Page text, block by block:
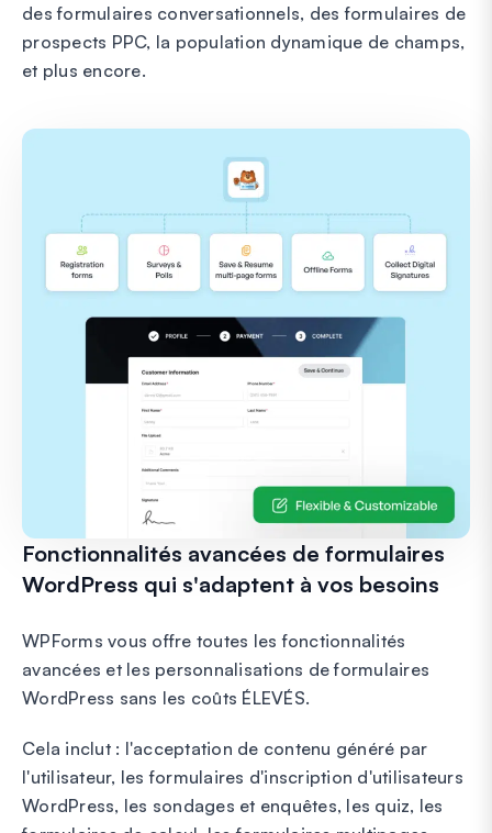
des formulaires conversationnels, des formulaires de
prospects PPC, la population dynamique de champs,
et plus encore.
Fonctionnalités avancées de formulaires
WordPress qui s'adaptent à vos besoins
WPForms vous offre toutes les fonctionnalités
avancées et les personnalisations de formulaires
WordPress sans les coûts ÉLEVÉS.
Cela inclut : l'acceptation de contenu généré par
l'utilisateur, les formulaires d'inscription d'utilisateurs
WordPress, les sondages et enquêtes, les quiz, les